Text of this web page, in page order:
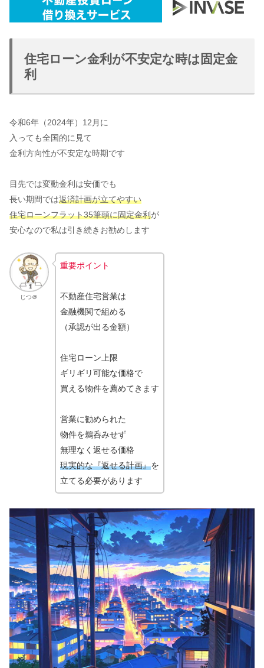
住宅ローン金利が不安定な時は固定金
利
令和6年（2024年）12月に
入っても全国的に見て
金利方向性が不安定な時期です
目先では変動金利は安価でも
長い期間では返済計画が立てやすい
住宅ローンフラット35筆頭に固定金利が
安心なので私は引き続きお勧めします
じつ＠
重要ポイント
不動産住宅営業は
金融機関で組める
（承認が出る金額）
住宅ローン上限
ギリギリ可能な価格で
買える物件を薦めてきます
営業に勧められた
物件を鵜呑みせず
無理なく返せる価格
現実的な『返せる計画』を
立てる必要があります